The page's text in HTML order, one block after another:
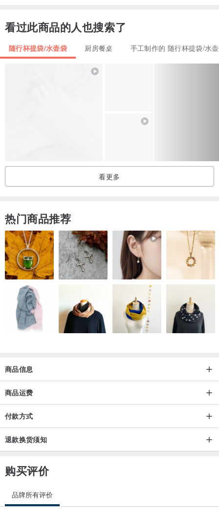
看过此商品的人也搜索了
随行杯提袋/水壶袋 厨房餐桌 手工制作的 随行杯提袋/水
看更多
热门商品推荐
商品信息
商品运费
付款方式
退款换货须知
购买评价
品牌所有评价